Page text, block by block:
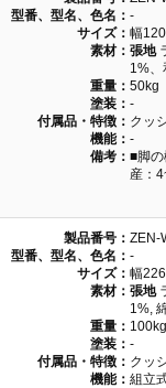
型番、型名、色名： -
サイズ： 幅
素材： 張地
1%
重量： 50kg
塗装： -
付属品・特徴： クッ
機能： -
備考： ■脚
産：
製品番号： ZEN-
型番、型名、色名： -
サイズ： 幅
素材： 張地
1%,
重量： 100kg
塗装： -
付属品・特徴： クッ
機能： 組立